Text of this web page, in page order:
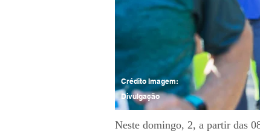
Divulgação
Crédito Imagem:
Neste domingo, 2, a partir das